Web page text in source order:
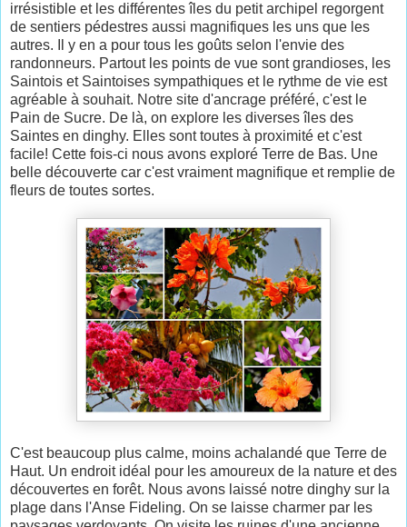
irrésistible et les différentes îles du petit archipel regorgent
de sentiers pédestres aussi magnifiques les uns que les
autres. Il y en a pour tous les goûts selon l'envie des
randonneurs. Partout les points de vue sont grandioses, les
Saintois et Saintoises sympathiques et le rythme de vie est
agréable à souhait. Notre site d'ancrage préféré, c'est le
Pain de Sucre. De là, on explore les diverses îles des
Saintes en dinghy. Elles sont toutes à proximité et c'est
facile! Cette fois-ci nous avons exploré Terre de Bas. Une
belle découverte car c'est vraiment magnifique et remplie de
fleurs de toutes sortes.
C'est beaucoup plus calme, moins achalandé que Terre de
Haut. Un endroit idéal pour les amoureux de la nature et des
découvertes en forêt. Nous avons laissé notre dinghy sur la
plage dans l'Anse Fideling. On se laisse charmer par les